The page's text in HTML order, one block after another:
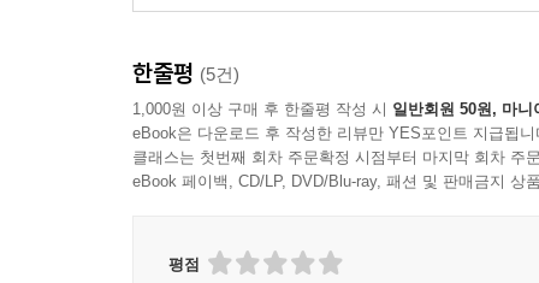
한줄평 (5건)
1,000원 이상 구매 후 한줄평 작성 시 일반회원 50원, 마니
eBook은 다운로드 후 작성한 리뷰만 YES포인트 지급됩니
클래스는 첫번째 회차 주문확정 시점부터 마지막 회차 주
eBook 페이백, CD/LP, DVD/Blu-ray, 패션 및 판매금지 상
평점